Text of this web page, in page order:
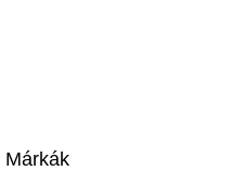
Márkák